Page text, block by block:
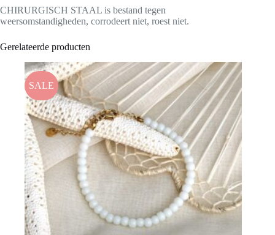
CHIRURGISCH STAAL is bestand tegen
weersomstandigheden, corrodeert niet, roest niet.
Gerelateerde producten
SALE